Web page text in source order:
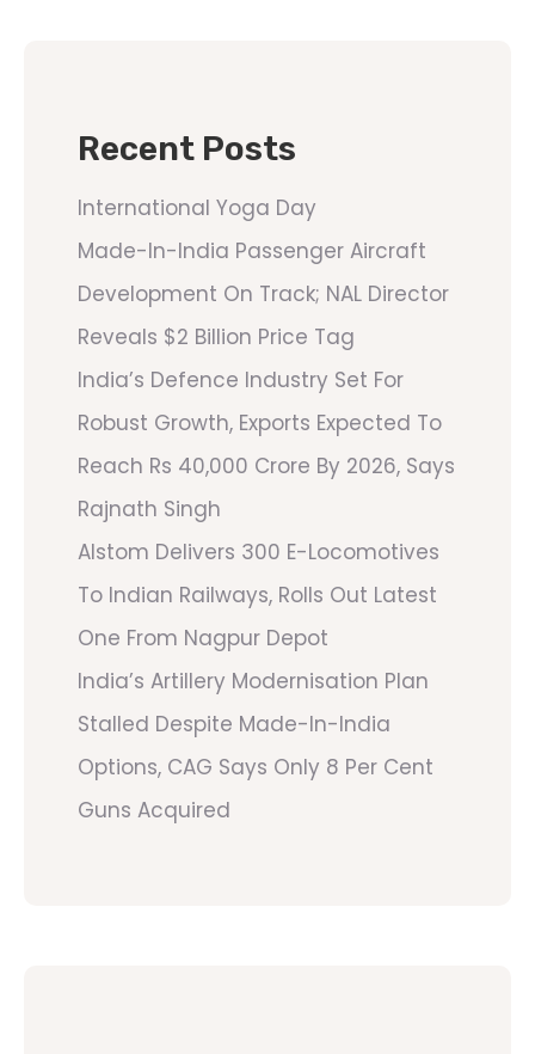
Recent Posts
International Yoga Day
Made-In-India Passenger Aircraft
Development On Track; NAL Director
Reveals $2 Billion Price Tag
India’s Defence Industry Set For
Robust Growth, Exports Expected To
Reach Rs 40,000 Crore By 2026, Says
Rajnath Singh
Alstom Delivers 300 E-Locomotives
To Indian Railways, Rolls Out Latest
One From Nagpur Depot
India’s Artillery Modernisation Plan
Stalled Despite Made-In-India
Options, CAG Says Only 8 Per Cent
Guns Acquired